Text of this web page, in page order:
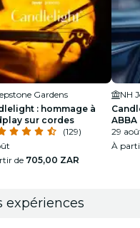
Gardens
: hommage à
sur cordes
(129)
de 705,00 ZAR
NH
ABBA
29
À
expériences